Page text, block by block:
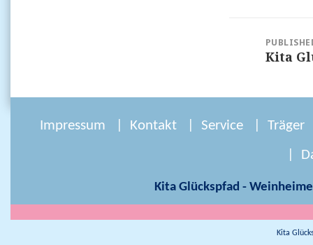
Kita
Impressum Kontakt Service
Träger
Kita Glückspfad -
Kita